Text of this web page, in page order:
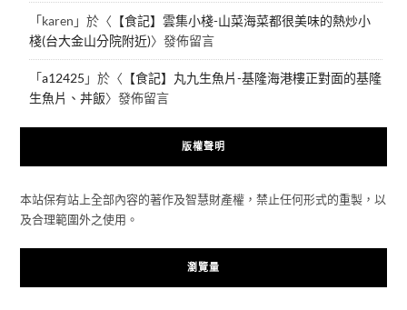
「karen 」於〈 【食記】雲集小棧-山菜海菜都很美味的熱炒小
棧(台大金山分院附近)〉發佈留言
「a12425 」於〈 【食記】丸九生魚片-基隆海港樓正對面的基隆
生魚片、丼飯〉發佈留言
版權聲明
本站保有站上全部內容的著作及智慧財產權，禁止任何形式的重製，以
及合理範圍外之使用。
瀏覽量